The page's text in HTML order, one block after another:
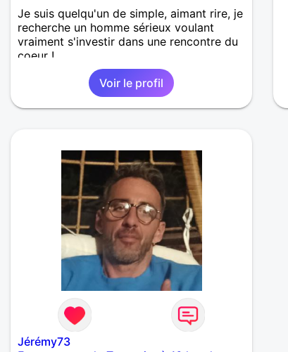
Je suis quelqu'un de simple, aimant rire, je
recherche un homme sérieux voulant
vraiment s'investir dans une rencontre du
coeur !
Voir le profil
Jérémy73